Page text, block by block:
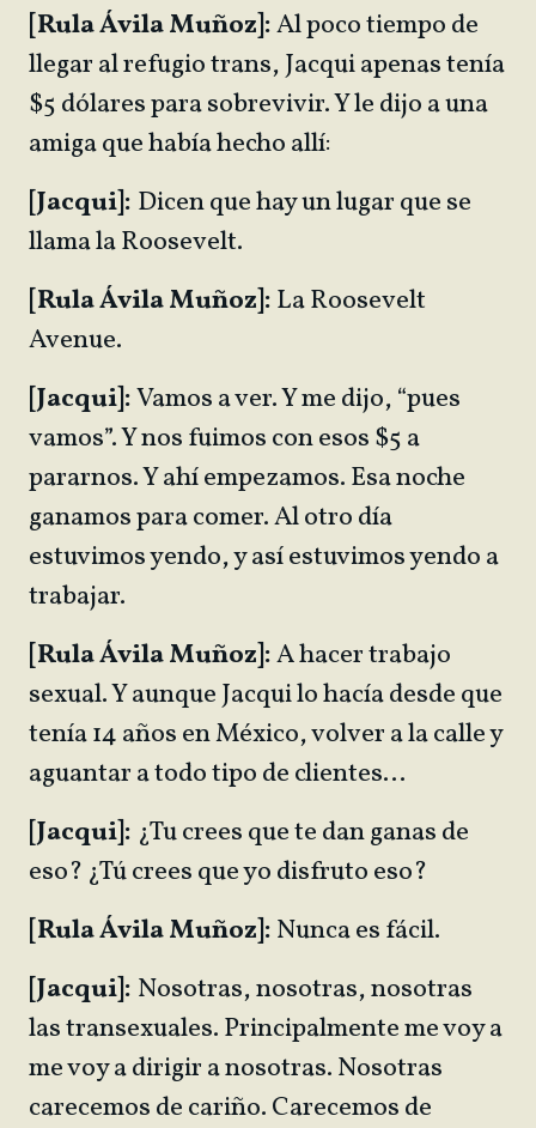
[Rula Ávila Muñoz]:Al poco tiempo de
llegar al refugio trans, Jacqui apenas tenía
$5 dólares para sobrevivir. Y le dijo a una
amiga que había hecho allí:
[Jacqui]: Dicen que hay un lugar que se
llama la Roosevelt.
[Rula Ávila Muñoz]:La Roosevelt
Avenue.
[Jacqui]:Vamos a ver. Y me dijo, “pues
vamos”. Y nos fuimos con esos $5 a
pararnos. Y ahí empezamos. Esa noche
ganamos para comer. Al otro día
estuvimos yendo, y así estuvimos yendo a
trabajar.
[Rula Ávila Muñoz]:A hacer trabajo
sexual. Y aunque Jacqui lo hacía desde que
tenía 14 años en México, volver a la calle y
aguantar a todo tipo de clientes…
[Jacqui]: ¿Tu crees que te dan ganas de
eso? ¿Tú crees que yo disfruto eso?
[Rula Ávila Muñoz]:Nunca es fácil.
[Jacqui]: Nosotras, nosotras, nosotras
las transexuales. Principalmente me voy a
me voy a dirigir a nosotras. Nosotras
carecemos de cariño. Carecemos de